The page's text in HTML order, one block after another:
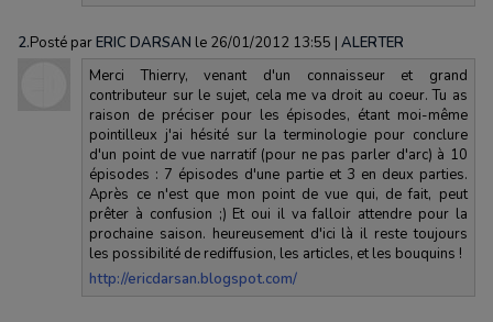
2.Posté parERIC DARSAN le 26/01/2012 13:55 | ALERTER
Merci Thierry, venant d'un connaisseur et grand
contributeur sur le sujet, cela me va droit au coeur. Tu as
raison de préciser pour les épisodes, étant moi-même
pointilleux j'ai hésité sur la terminologie pour conclure
d'un point de vue narratif (pour ne pas parler d'arc) à 10
épisodes : 7 épisodes d'une partie et 3 en deux parties.
Après ce n'est que mon point de vue qui, de fait, peut
prêter à confusion ;) Et oui il va falloir attendre pour la
prochaine saison. heureusement d'ici là il reste toujours
les possibilité de rediffusion, les articles, et les bouquins !
http://ericdarsan.blogspot.com/